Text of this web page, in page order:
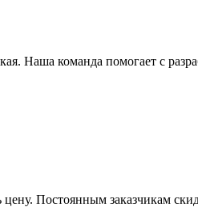
Наша команда помогает с
цену. Постоянным заказчикам